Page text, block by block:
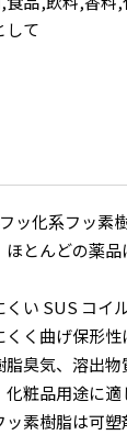
して
ッ化系フッ素
とんどの薬品
い SUS コイ
く曲げ保形性
臭気、溶出物
粧品用途に適
素樹脂は可塑